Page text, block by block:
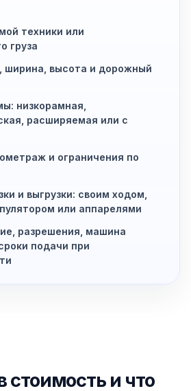
техники или
груза
ширина, высота и дорожный
низкорамная,
расширяемая или с
и ограничения по
и выгрузки: своим ходом,
или аппарелями
разрешения, машина
подачи при
стоимость и что